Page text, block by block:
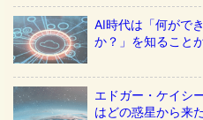
AI時代は「何がで
か？」を知ること
エドガー・ケイ
はどの惑星から来